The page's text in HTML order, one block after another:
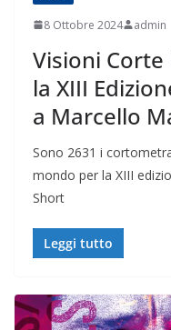
8 Ottobre 2024 admin
Visioni Corte
la XIII
a Marcello
Sono 2631 i
mondo per la XIII
Short
Leggi tutto